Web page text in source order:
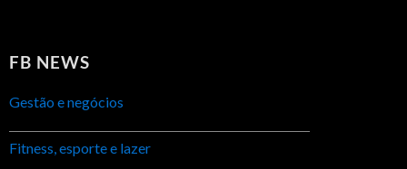
FB NEWS
Gestão e negócios
Fitness, esporte e lazer